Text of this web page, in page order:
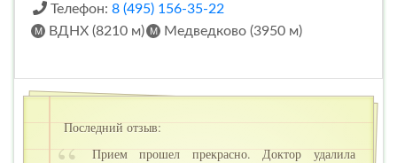
Телефон: 8 (495) 156-35-22
ВДНХ (8210 м)
Медведково (3950 м)
Последний отзыв:
Прием прошел прекрасно. Доктор удалила